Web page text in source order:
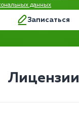
данных
Записаться
Лицензии